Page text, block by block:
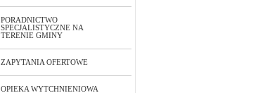
PORADNICTWO
SPECJALISTYCZNE NA
TERENIE GMINY
ZAPYTANIA OFERTOWE
OPIEKA WYTCHNIENIOWA